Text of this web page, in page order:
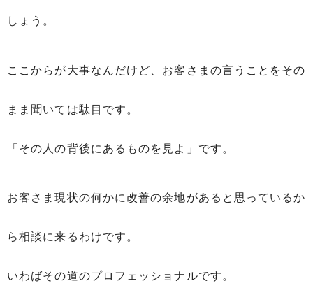
しょう。
ここからが大事なんだけど、お客さまの言うことをその
まま聞いては駄目です。
「その人の背後にあるものを見よ」です。
お客さま現状の何かに改善の余地があると思っているか
ら相談に来るわけです。
いわばその道のプロフェッショナルです。